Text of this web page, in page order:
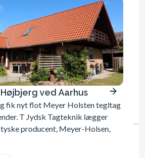
ved Aarhus
fik nyt flot Meyer Holsten tegltag
T Jydsk Tagteknik lægger
producent, Meyer-Holsen,